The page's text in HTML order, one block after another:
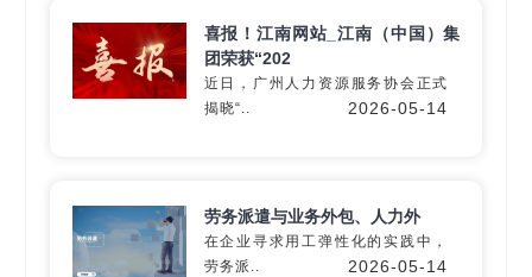
深入60+细分行业
喜报！江南网站_江南（中国）集
团荣获“202
近日，广州人力资源服务协会正式
揭晓“..
2026-05-14
劳务派遣与业务外包、人力外
在企业寻求用工弹性化的实践中，
劳务派..
2026-05-14